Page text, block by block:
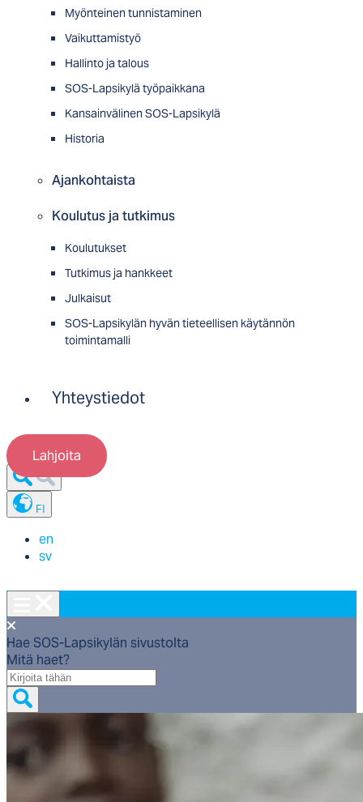
Myön­tei­nen tun­nis­ta­minen
Vaikuttamistyö
Hallinto ja talous
SOS-Lapsikylä työpaikkana
Kansainvälinen SOS-Lapsikylä
Historia
Ajankohtaista
Koulutus ja tutkimus
Koulutukset
Tutkimus ja hankkeet
Julkaisut
SOS-Lapsikylän hyvän tieteellisen käytännön
toimintamalli
Yhteystiedot
Lahjoita
FI
en
sv
Hae SOS-Lapsikylän sivustolta
Mitä haet?
Mitä
haet?